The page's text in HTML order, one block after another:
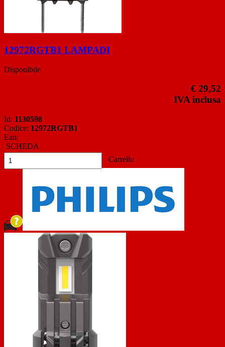
12972RGTB1 LAMPADI
Disponibile
€ 29,52
IVA inclusa
Id: 1130598
Codice: 12972RGTB1
Ean:
SCHEDA
Carrello